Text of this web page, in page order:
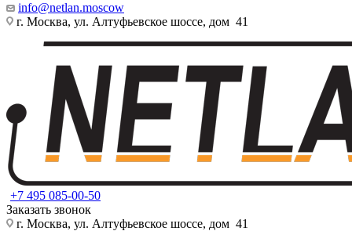
info@netlan.moscow
г. Москва, ул. Алтуфьевское шоссе, дом 41
+7 495 085-00-50
Заказать звонок
г. Москва, ул. Алтуфьевское шоссе, дом 41